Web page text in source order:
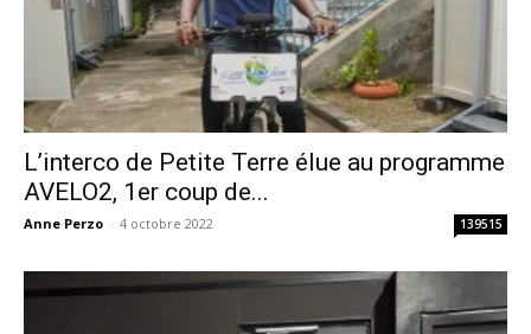
L’interco de Petite Terre élue au programme
AVELO2, 1er coup de...
Anne Perzo - 4 octobre 2022 139515